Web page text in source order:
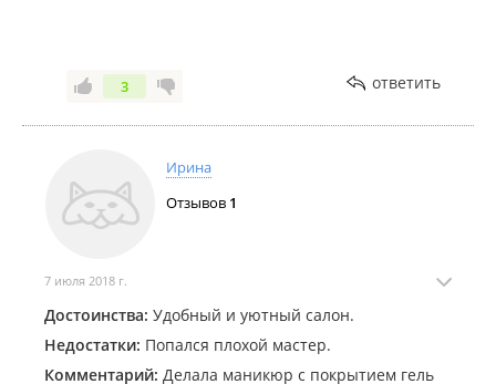
3 ответить
Ирина
Отзывов 1
7 июля 2018 г.
Достоинства: Удобный и уютный салон.
Недостатки: Попался плохой мастер.
Комментарий: Делала маникюр с покрытием гель